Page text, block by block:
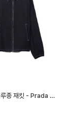
프라다 남성 블루종 재킷 - Prada Mens Blouson Jacket - prc166…